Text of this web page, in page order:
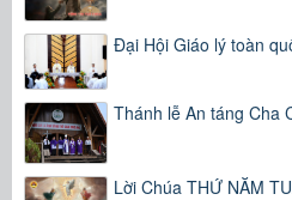
Đại Hội Giáo lý toàn
Thánh lễ An táng Cha
Lời Chúa THỨ NĂM